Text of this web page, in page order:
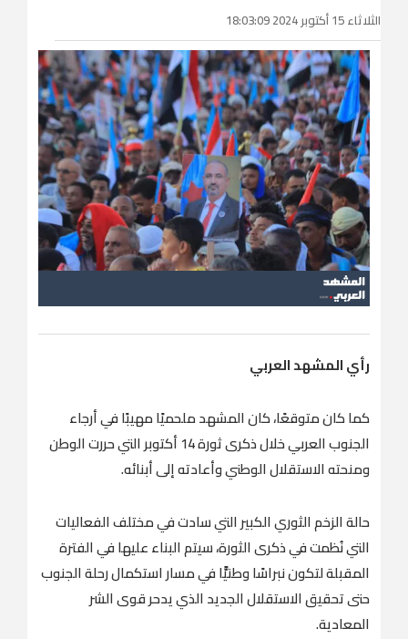
الثلاثاء 15 أكتوبر 2024 18:03:09
رأي المشهد العربي
كما كان متوقعًا، كان المشهد ملحميًا مهيبًا في أرجاء
الجنوب العربي خلال ذكرى ثورة 14 أكتوبر التي حررت الوطن
ومنحته الاستقلال الوطني وأعادته إلى أبنائه.
حالة الزخم الثوري الكبير التي سادت في مختلف الفعاليات
التي نُظمت في ذكرى الثورة، سيتم البناء عليها في الفترة
المقبلة لتكون نبراسًا وطنيًّا في مسار استكمال رحلة الجنوب
حتى تحقيق الاستقلال الجديد الذي يدحر قوى الشر
المعادية.